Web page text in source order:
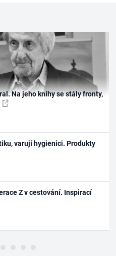
Na jeho knihy se stály fronty,
varují hygienici. Produkty
Z v cestování. Inspirací